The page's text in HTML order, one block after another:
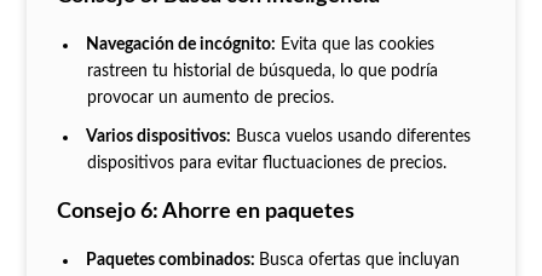
Navegación de incógnito: Evita que las cookies
rastreen tu historial de búsqueda, lo que podría
provocar un aumento de precios.
Varios dispositivos: Busca vuelos usando diferentes
dispositivos para evitar fluctuaciones de precios.
Consejo 6: Ahorre en paquetes
Paquetes combinados: Busca ofertas que incluyan